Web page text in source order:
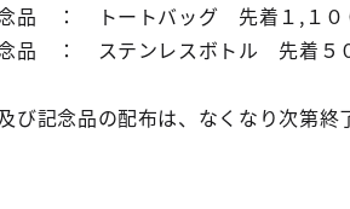
品 ： トートバッグ 先着１,１００
品 ： ステンレスボトル 先着５０
念品の配布は、なくなり次第終了